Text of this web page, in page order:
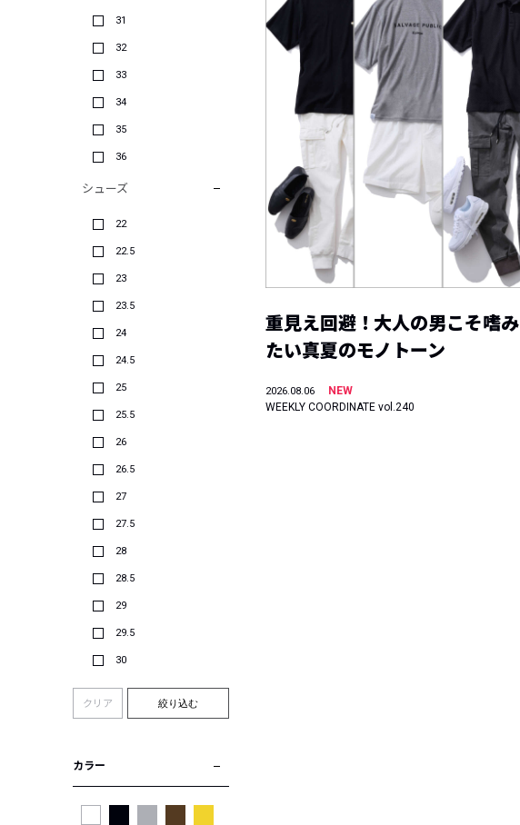
31
32
33
34
35
36
シューズ
22
22.5
23
23.5
24
24.5
25
25.5
26
26.5
27
27.5
28
28.5
29
29.5
30
クリア 絞り込む
カラー
重見え回避！大人の男こそ嗜み
たい真夏のモノトーン
2026.08.06
NEW
WEEKLY COORDINATE vol.240